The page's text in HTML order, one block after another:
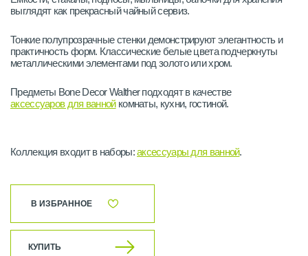
выглядят как прекрасный чайный сервиз.
Тонкие полупрозрачные стенки демонстрируют элегантность и
практичность форм. Классические белые цвета подчеркнуты
металлическими элементами под золото или хром.
Предметы Bone Decor Walther подходят в качестве
аксессуаров для ваннойкомнаты, кухни, гостиной.
Коллекция входит в наборы:аксессуары для ванной.
В ИЗБРАННОЕ
КУПИТЬ